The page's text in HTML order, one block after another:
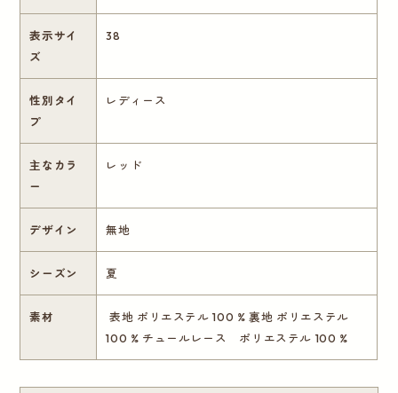
表示サイ
ズ
38
性別タイ
プ
レディース
主なカラ
ー
レッド
デザイン 無地
シーズン 夏
素材
表地 ポリエステル 100 % 裏地 ポリエステル
100 % チュールレース ポリエステル 100 %